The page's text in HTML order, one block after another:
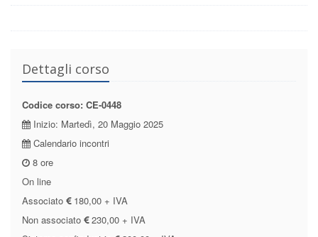
Dettagli corso
Codice corso: CE-0448
Inizio: Martedì, 20 Maggio 2025
Calendario incontri
8 ore
On line
Associato 180,00 + IVA
Non associato 230,00 + IVA